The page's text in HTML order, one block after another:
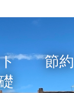
ト 節約